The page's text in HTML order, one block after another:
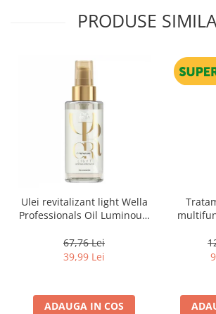
PRODUSE
Ulei revitalizant light Wella
Professionals Oil Luminous,
67,76 Lei
39,99 Lei
ADAUGA IN COS
beneficii
in